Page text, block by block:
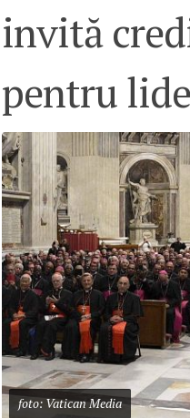
invită
pentru
foto: Vatican Media